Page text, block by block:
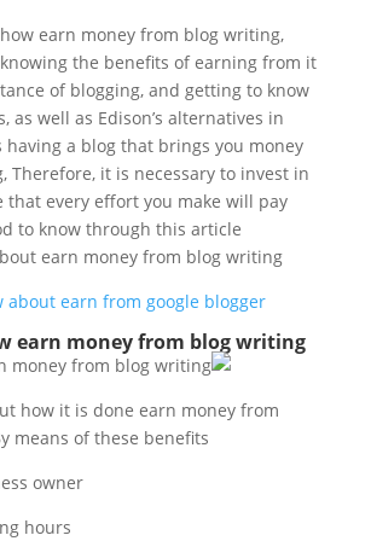
earn money from blog writing,
the benefits of earning from it
of blogging, and getting to know
as well as Edison’s alternatives in
having a blog that brings you money
Therefore, it is necessary to invest in
that every effort you make will pay
to know through this article
earn money from blog writing.
about earn from google blogger
earn money from blog writing
how it is done earn money from
means of these benefits:
owner.
hours.